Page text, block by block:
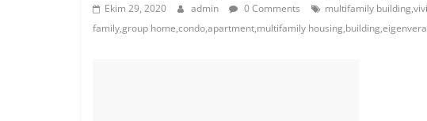
Ekim 29, 2020 admin 0 Comments
multifamily
family,group home,condo,apartment,multifamily